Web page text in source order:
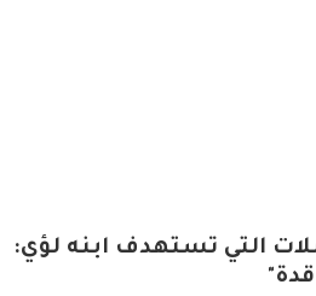
التي تستهدف ابنه لؤي: